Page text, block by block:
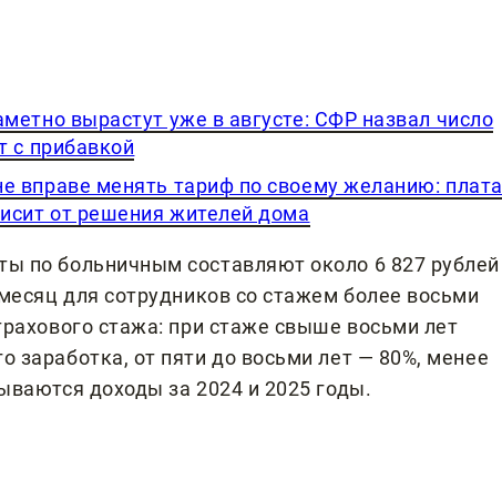
вырастут уже в августе: СФР назвал число
с прибавкой
вправе менять тариф по своему желанию: плата
от решения жителей дома
по больничным составляют около 6 827 рублей
для сотрудников со стажем более восьми
стажа: при стаже свыше восьми лет
заработка, от пяти до восьми лет — 80%, менее
доходы за 2024 и 2025 годы.